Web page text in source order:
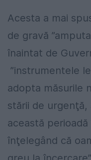
Acesta a mai
de gravă
înaintat de
”instrumentele
adopta măsurile
stării de
această
înţelegând că